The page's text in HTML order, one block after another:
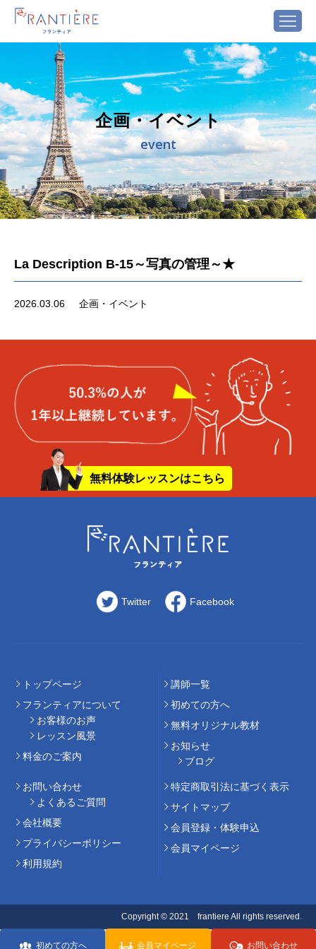
初めての方へ 会員マイページ お問い合わせ
企画・イベント
event
La Description B-15～写真の管理～★
2026.03.06 企画・イベント
無料体験レッスンはこちら
Twitter Facebook
トップページ
フランティアについて
お客様のお声
レッスン風景
料⾦のご案内
講師⼀覧
初めての⽅へ
無料オリジナル教材
お知らせ
ブログ
お問い合わせ
よくあるご質問
会社概要
プライバシーポリシー
利用規約
特定商取引法に基づく表示
サイトマップ
会員登録・体験申込
会員マイページ
Copyright © 2021 frantiere All rights reserved.